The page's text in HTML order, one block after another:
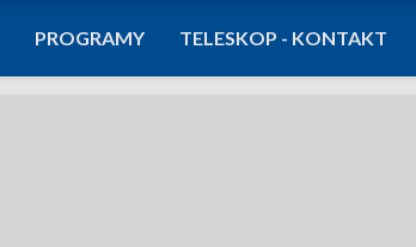
PROGRAMY TELESKOP - KONTAKT